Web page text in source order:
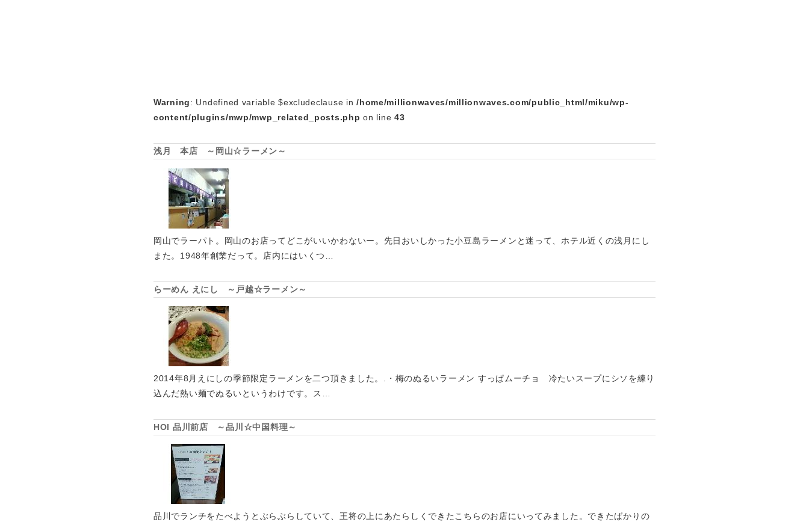
Warning: Undefined variable $excludeclause in/home/millionwaves/millionwaves.com/public_html/miku/wp-
content/plugins/mwp/mwp_related_posts.php on line43
浅月 本店 ～岡山☆ラーメン～
岡山でラーパト。岡山のお店ってどこがいいかわないー。先日おいしかった小豆島ラーメンと迷って、ホテル近くの浅月にし
また。1948年創業だって。店内にはいくつ…
らーめん えにし ～戸越☆ラーメン～
2014年8月えにしの季節限定ラーメンを二つ頂きました。.・梅のぬるいラーメン すっぱムーチョ 冷たいスープにシソを練り
込んだ熱い麺でぬるいというわけです。ス…
HOI 品川前店 ～品川☆中国料理～
品川でランチをたべようとぶらぶらしていて、王将の上にあたらしくできたこちらのお店にいってみました。できたばかりの